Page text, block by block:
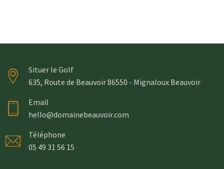
Situer le Golf
635, Route de Beauvoir 86550 - Mignaloux Beauvoir
Email
hello@domainebeauvoir.com
Téléphone
05 49 31 56 15